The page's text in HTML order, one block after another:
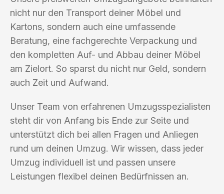
nicht nur den Transport deiner Möbel und
Kartons, sondern auch eine umfassende
Beratung, eine fachgerechte Verpackung und
den kompletten Auf- und Abbau deiner Möbel
am Zielort. So sparst du nicht nur Geld, sondern
auch Zeit und Aufwand.
Unser Team von erfahrenen Umzugsspezialisten
steht dir von Anfang bis Ende zur Seite und
unterstützt dich bei allen Fragen und Anliegen
rund um deinen Umzug. Wir wissen, dass jeder
Umzug individuell ist und passen unsere
Leistungen flexibel deinen Bedürfnissen an.